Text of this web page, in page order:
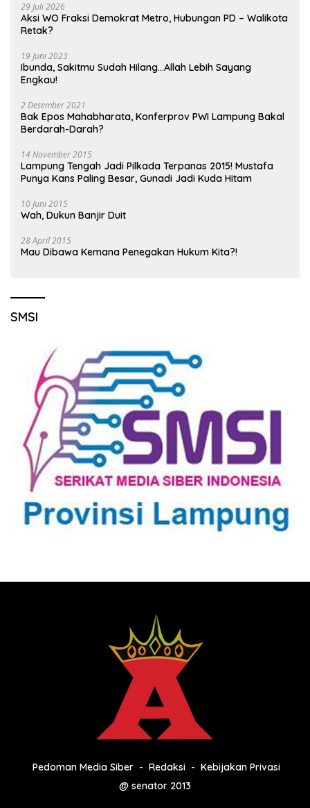
29 Juli 2026
Aksi WO Fraksi Demokrat Metro, Hubungan PD – Walikota
Retak?
19 Juni 2023
Ibunda, Sakitmu Sudah Hilang…Allah Lebih Sayang
Engkau!
2 Desember 2021
Bak Epos Mahabharata, Konferprov PWI Lampung Bakal
Berdarah-Darah?
14 November 2015
Lampung Tengah Jadi Pilkada Terpanas 2015! Mustafa
Punya Kans Paling Besar, Gunadi Jadi Kuda Hitam
10 Juni 2015
Wah, Dukun Banjir Duit
28 April 2015
Mau Dibawa Kemana Penegakan Hukum Kita?!
SMSI
Pedoman Media Siber Redaksi
Kebijakan Privasi
@ senator 2013